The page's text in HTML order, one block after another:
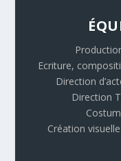
Ecriture,
Direction
Direction
Création